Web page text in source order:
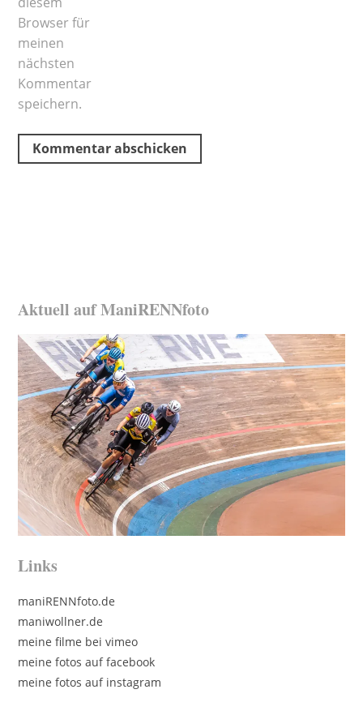
Browser für
meinen
nächsten
Kommentar
speichern.
Aktuell auf ManiRENNfoto
Links
maniRENNfoto.de
maniwollner.de
meine filme bei vimeo
meine fotos auf facebook
meine fotos auf instagram